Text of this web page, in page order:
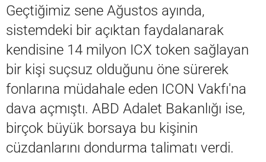
Contact / İletişim
Geçtiğimiz sene Ağustos ayında,
sistemdeki bir açıktan faydalanarak
kendisine 14 milyon ICX token sağlayan
bir kişi suçsuz olduğunu öne sürerek
fonlarına müdahale eden ICON Vakfı'na
dava açmıştı. ABD Adalet Bakanlığı ise,
birçok büyük borsaya bu kişinin
cüzdanlarını dondurma talimatı verdi.